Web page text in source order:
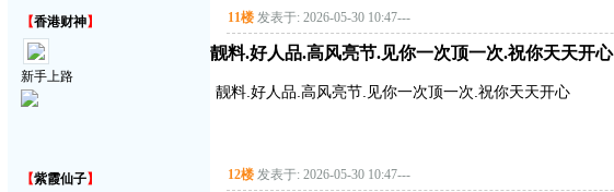
【香港财神】
新手上路
11楼 发表于: 2026-05-30 10:47---
靓料.好人品.高风亮节.见你一次顶一次.祝你天天开心
靓料.好人品.高风亮节.见你一次顶一次.祝你天天开心
【紫霞仙子】 12楼 发表于: 2026-05-30 10:47---